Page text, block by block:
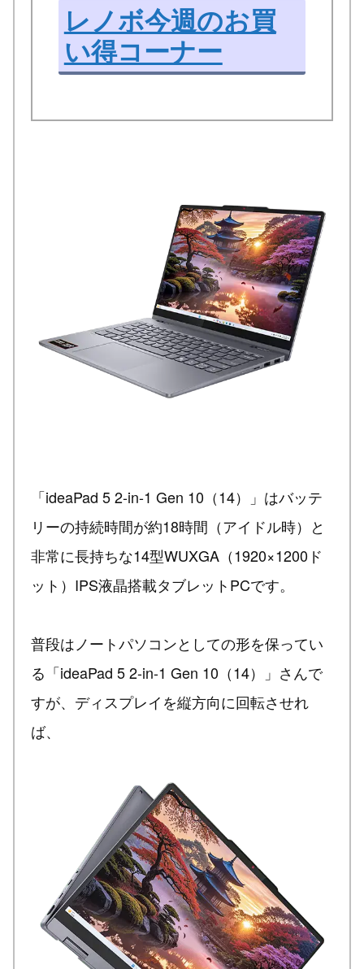
レノボ今週のお買
い得コーナー
「ideaPad 5 2-in-1 Gen 10（14）」はバッテ
リーの持続時間が約18時間（アイドル時）と
非常に長持ちな14型WUXGA（1920×1200ド
ット）IPS液晶搭載タブレットPCです。
普段はノートパソコンとしての形を保ってい
る「ideaPad 5 2-in-1 Gen 10（14）」さんで
すが、ディスプレイを縦方向に回転させれ
ば、